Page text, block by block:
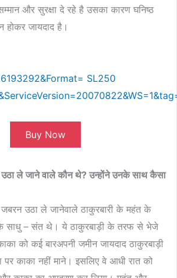
और सुरक्षा दे रहे है उसका कारण घनिष्ठ
जायदाद है।
Buy Now
उठा ले जाने वाले कौन थे? उन्होंने उनके साथ कैसा
जबरन उठा ले जानेवाले ठाकुरबारी के महंत के
के साधु – संत थे। ये ठाकुरबाड़ी के तरफ से भेजे
को कई बारअपनी जमीन जायदाद ठाकुरबाड़ी
काका नहीं माने। इसलिए वे आधी रात को